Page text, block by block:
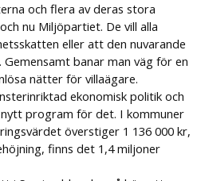
och flera av deras stora
nu Miljöpartiet. De vill alla
eller att den nuvarande
banar man väg för en
nätter för villaägare.
ekonomisk politik och
program för det. I kommuner
överstiger 1 136 000 kr,
finns det 1,4 miljoner